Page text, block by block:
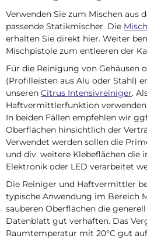
Verwenden Sie zum Mischen aus
passende Statikmischer. Die
erhalten Sie direkt hier. Weiter
Mischpistole zum entleeren der
Für die Reinigung von Gehäusen
(Profilleisten aus Alu oder Stahl)
unseren Citrus Intensivreiniger.
Haftvermittlerfunktion verwenden
In beiden Fällen empfehlen wir
Oberflächen hinsichtlich der
Verwendet werden sollen die
und div. weitere Klebeflächen die
Elektronik oder LED verarbeitet
Die Reiniger und Haftvermittler
typische Anwendung im Bereich
sauberen Oberflächen die
Datenblatt gut verhaften. Das
Raumtemperatur mit 20°C gut